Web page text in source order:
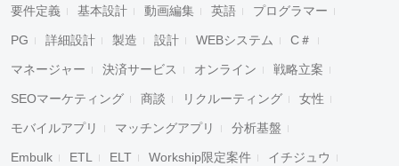
要件定義 基本設計 動画編集 英語 プログラマー
PG 詳細設計 製造 設計 WEBシステム C＃
マネージャー 決済サービス オンライン 戦略立案
SEOマーケティング 商談 リクルーティング 女性
モバイルアプリ マッチングアプリ 分析基盤
Embulk ETL ELT Workship限定案件 イチジュウ